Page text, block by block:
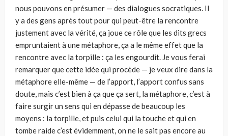
nous pouvons en présumer — des dialogues socratiques. Il
y a des gens après tout pour qui peut-être la rencontre
justement avec la vérité, ça joue ce rôle que les dits grecs
empruntaient à une métaphore, ça a le même effet que la
rencontre avec la torpille : ça les engourdit. Je vous ferai
remarquer que cette idée qui procède — je veux dire dans la
métaphore elle-même — de l’apport, l’apport confus sans
doute, mais c’est bien à ça que ça sert, la métaphore, c’est à
faire surgir un sens qui en dépasse de beaucoup les
moyens : la torpille, et puis celui qui la touche et qui en
tombe raide c’est évidemment, on ne le sait pas encore au